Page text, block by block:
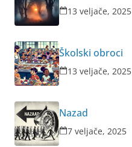
13 veljače, 2025
Školski obroci
13 veljače, 2025
Nazad
7 veljače, 2025